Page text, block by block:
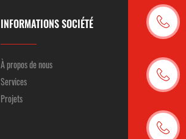
INFORMATIONS SOCIÉTÉ
À propos de nous
Services
Projets